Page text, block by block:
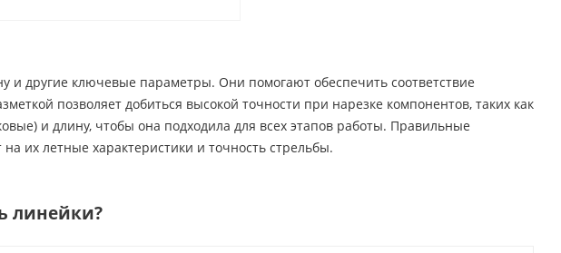
другие ключевые параметры. Они помогают обеспечить соответствие
позволяет добиться высокой точности при нарезке компонентов, таких как
и длину, чтобы она подходила для всех этапов работы. Правильные
их летные характеристики и точность стрельбы.
линейки?